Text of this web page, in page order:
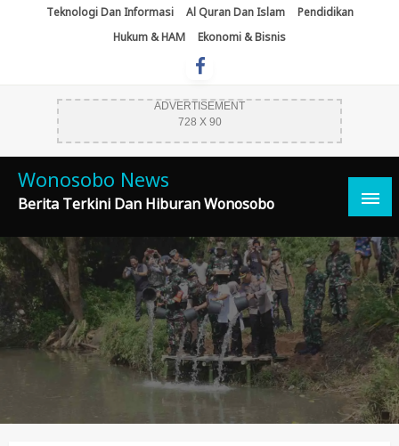
Teknologi Dan Informasi Al Quran Dan Islam
Pendidikan
Hukum & HAM
Ekonomi & Bisnis
ADVERTISEMENT
728 X 90
Wonosobo News
Berita Terkini Dan Hiburan Wonosobo